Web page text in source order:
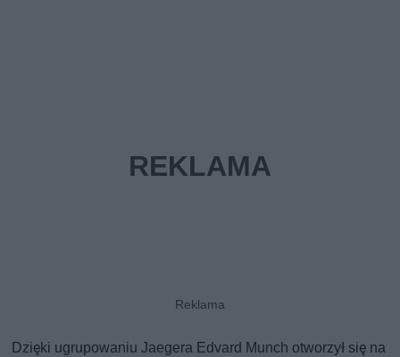
Dzięki ugrupowaniu Jaegera Edvard Munch otworzył się na